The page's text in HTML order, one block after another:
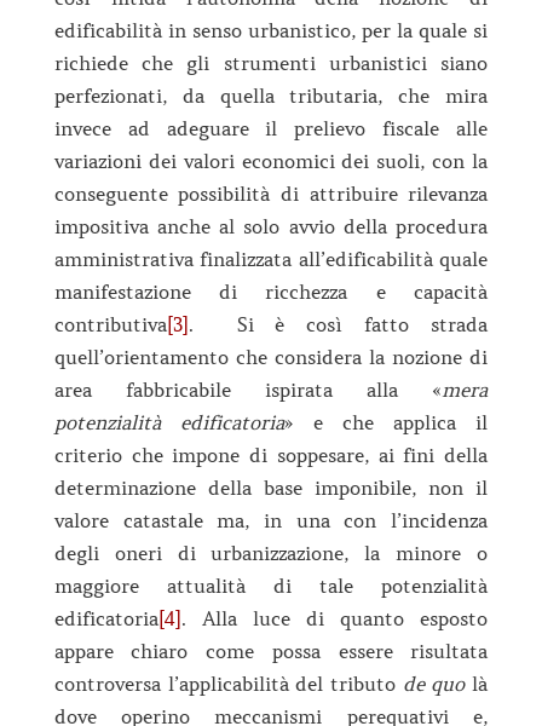
edificabilità in senso urbanistico, per la quale si
richiede che gli strumenti urbanistici siano
perfezionati, da quella tributaria, che mira
invece ad adeguare il prelievo fiscale alle
variazioni dei valori economici dei suoli, con la
conseguente possibilità di attribuire rilevanza
impositiva anche al solo avvio della procedura
amministrativa finalizzata all’edificabilità quale
manifestazione di ricchezza e capacità
contributiva[3] . Si è così fatto strada
quell’orientamento che considera la nozione di
area fabbricabile ispirata alla «mera
potenzialità edificatoria» e che applica il
criterio che impone di soppesare, ai fini della
determinazione della base imponibile, non il
valore catastale ma, in una con l’incidenza
degli oneri di urbanizzazione, la minore o
maggiore attualità di tale potenzialità
edificatoria[4] . Alla luce di quanto esposto
appare chiaro come possa essere risultata
controversa l’applicabilità del tributo de quolà
dove operino meccanismi perequativi e,